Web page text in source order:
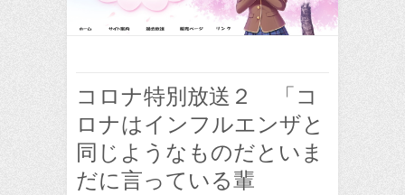
コロナ特別放送２ 「コ
ロナはインフルエンザと
同じようなものだといま
だに言っている輩